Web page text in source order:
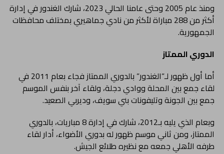
ومنذ عام 2005 وحتى عامنا الحالي 2023، شارك الغندور في إدارة
أكثر من 288 مباراة لأكثر من نادي جماهيري بمختلف محافظات
الجمهورية.
الدوري الممتاز
أما أول ظهور لـ”الغندور” بالدوري الممتاز فجاء بعام 2011 في
لقاء جمع بين المحلة ووادي دجلة، ولقاء آخر بنفس الموسم
جمع بين الجونة وتليفونات بني سويف، وديربي الصعيد.
وبعام الذي يليه بـ2012، شارك في إدارة 8 مباريات، بالدوري
الممتاز، ومن ثاني موسم ظهور له بدوري الأضواء، أدار لقاء
طرفه الأهلي جمعه مع نظيره طلائع الجيش.